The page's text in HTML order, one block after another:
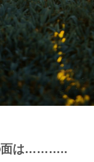
面は………..